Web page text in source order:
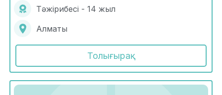
Тәжірибесі - 14 жыл
Алматы
Толығырақ